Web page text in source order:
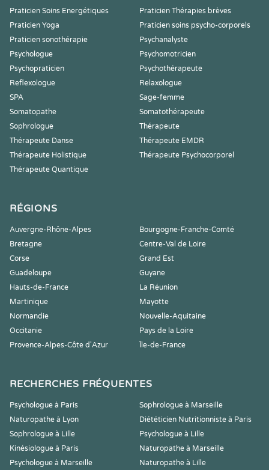
Praticien Soins Energétiques
Praticien Thérapies brèves
Praticien Yoga
Praticien soins psycho-corporels
Praticien sonothérapie
Psychanalyste
Psychologue
Psychomotricien
Psychopraticien
Psychothérapeute
Reflexologue
Relaxologue
SPA
Sage-femme
Somatopathe
Somatothérapeute
Sophrologue
Thérapeute
Thérapeute Danse
Thérapeute EMDR
Thérapeute Holistique
Thérapeute Psychocorporel
Thérapeute Quantique
RÉGIONS
Auvergne-Rhône-Alpes
Bourgogne-Franche-Comté
Bretagne
Centre-Val de Loire
Corse
Grand Est
Guadeloupe
Guyane
Hauts-de-France
La Réunion
Martinique
Mayotte
Normandie
Nouvelle-Aquitaine
Occitanie
Pays de la Loire
Provence-Alpes-Côte d'Azur
Île-de-France
RECHERCHES FRÉQUENTES
Psychologue à Paris
Sophrologue à Marseille
Naturopathe à Lyon
Diététicien Nutritionniste à Paris
Sophrologue à Lille
Psychologue à Lille
Kinésiologue à Paris
Naturopathe à Marseille
Psychologue à Marseille
Naturopathe à Lille